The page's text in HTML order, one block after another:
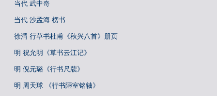
当代 武中奇
当代 沙孟海 榜书
徐渭 行草书杜甫《秋兴八首》册页
明 祝允明《草书云江记》
明 倪元璐《行书尺牍》
明 周天球 《行书陋室铭轴》